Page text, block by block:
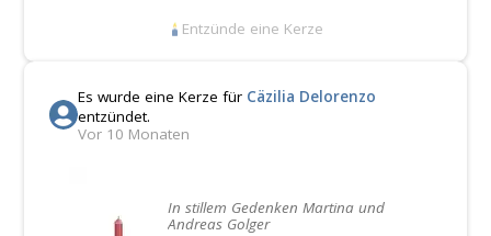
Entzünde eine Kerze
Es wurde eine Kerze für Cäzilia Delorenzo
entzündet.
Vor 10 Monaten
In stillem Gedenken Martina und
Andreas Golger